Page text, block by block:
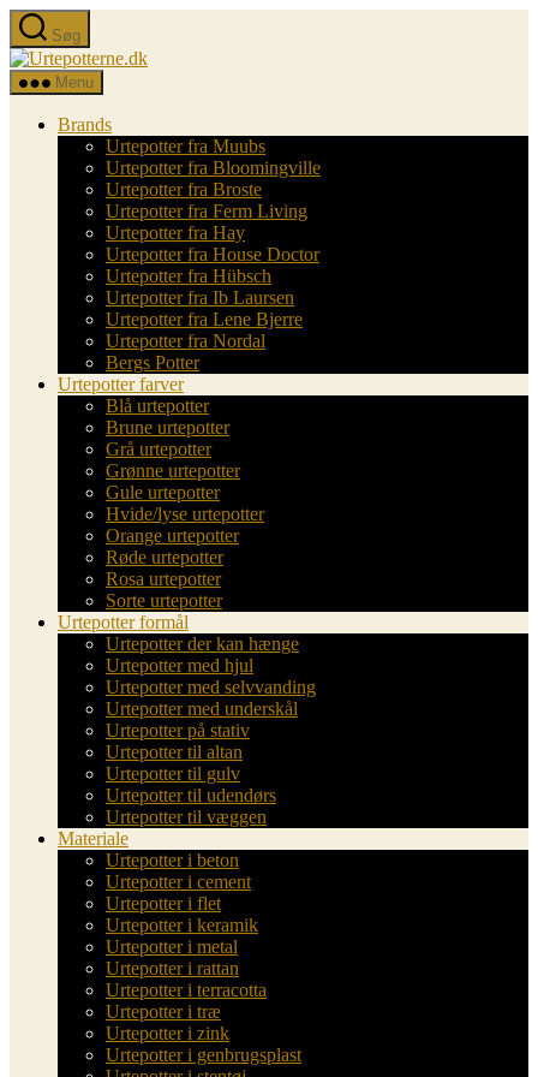
Spring
til
indholdet
Søg
Urtepotterne.dk
Menu
Brands
Urtepotter fra Muubs
Urtepotter fra Bloomingville
Urtepotter fra Broste
Urtepotter fra Ferm Living
Urtepotter fra Hay
Urtepotter fra House Doctor
Urtepotter fra Hübsch
Urtepotter fra Ib Laursen
Urtepotter fra Lene Bjerre
Urtepotter fra Nordal
Bergs Potter
Urtepotter farver
Blå urtepotter
Brune urtepotter
Grå urtepotter
Grønne urtepotter
Gule urtepotter
Hvide/lyse urtepotter
Orange urtepotter
Røde urtepotter
Rosa urtepotter
Sorte urtepotter
Urtepotter formål
Urtepotter der kan hænge
Urtepotter med hjul
Urtepotter med selvvanding
Urtepotter med underskål
Urtepotter på stativ
Urtepotter til altan
Urtepotter til gulv
Urtepotter til udendørs
Urtepotter til væggen
Materiale
Urtepotter i beton
Urtepotter i cement
Urtepotter i flet
Urtepotter i keramik
Urtepotter i metal
Urtepotter i rattan
Urtepotter i terracotta
Urtepotter i træ
Urtepotter i zink
Urtepotter i genbrugsplast